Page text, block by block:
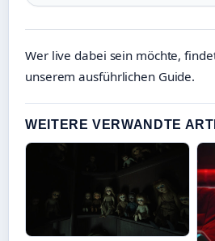
Wer live dabei sein möchte,
unserem ausführlichen Guide.
WEITERE VERWANDTE